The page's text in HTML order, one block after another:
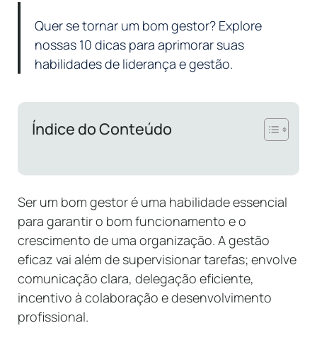
Quer se tornar um bom gestor? Explore
nossas 10 dicas para aprimorar suas
habilidades de liderança e gestão.
Índice do Conteúdo
Ser um bom gestor é uma habilidade essencial
para garantir o bom funcionamento e o
crescimento de uma organização. A gestão
eficaz vai além de supervisionar tarefas; envolve
comunicação clara, delegação eficiente,
incentivo à colaboração e desenvolvimento
profissional.